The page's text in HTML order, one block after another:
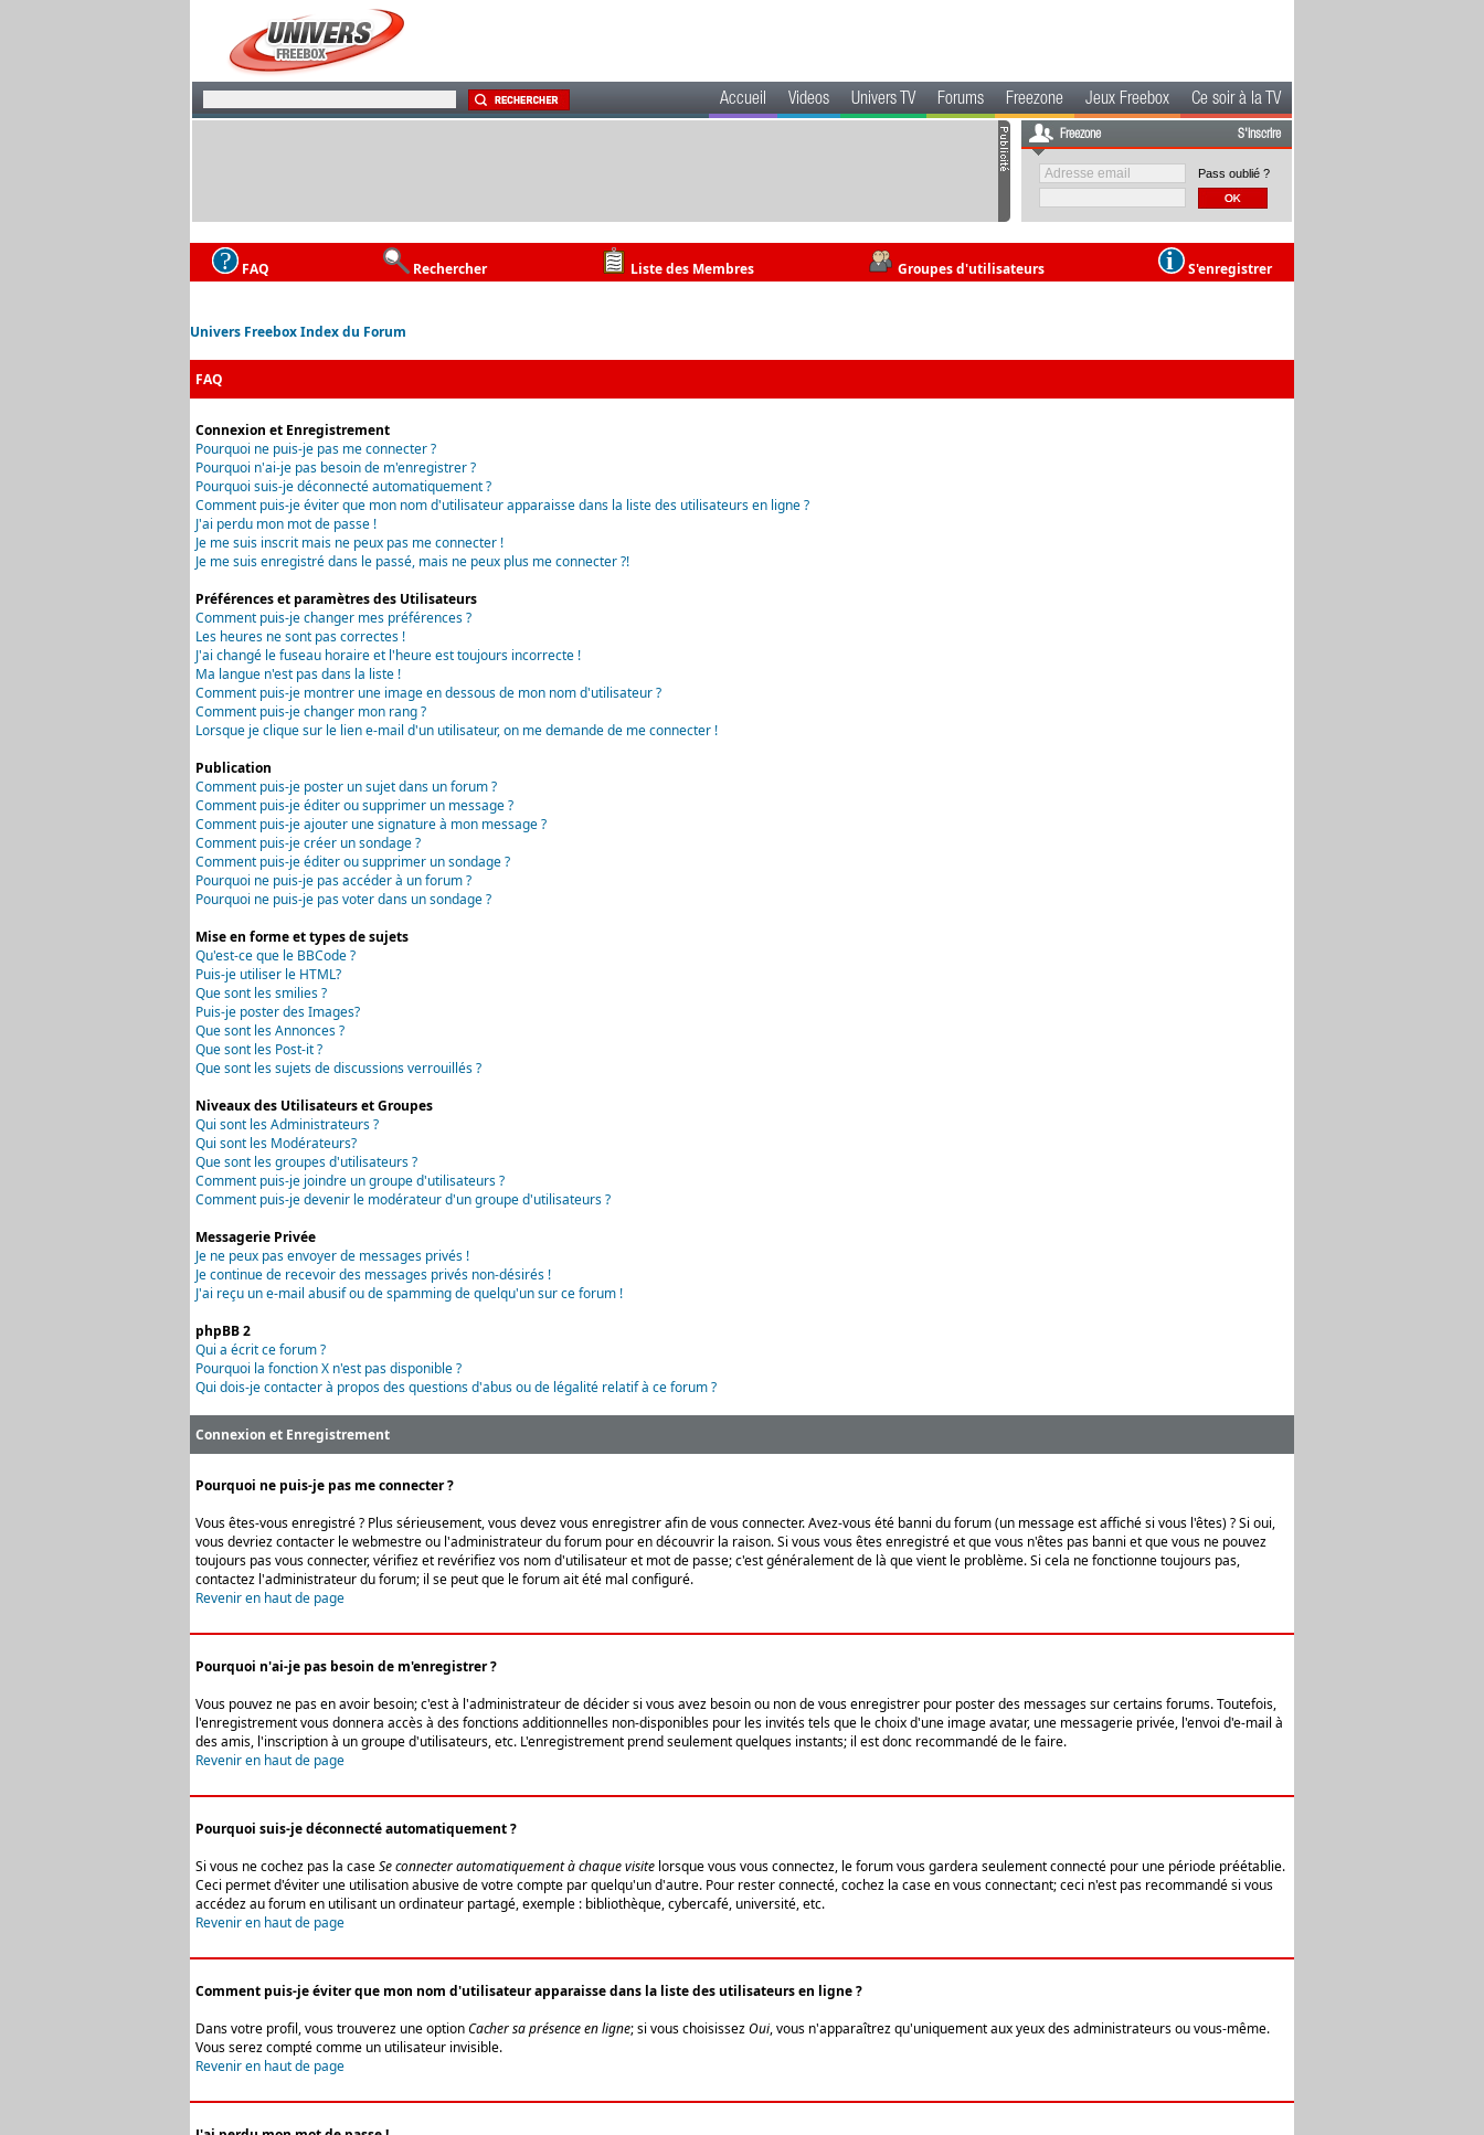
Accueil Videos Univers TV Forums Freezone Jeux Freebox Ce soir à la TV
Freezone S'inscrire
Pass oublié ?
FAQ Rechercher Liste des Membres Groupes d'utilisateurs S'enregistrer
Univers Freebox Index du Forum
FAQ
Connexion et Enregistrement
Pourquoi ne puis-je pas me connecter ?
Pourquoi n'ai-je pas besoin de m'enregistrer ?
Pourquoi suis-je déconnecté automatiquement ?
Comment puis-je éviter que mon nom d'utilisateur apparaisse dans la liste des utilisateurs en ligne ?
J'ai perdu mon mot de passe !
Je me suis inscrit mais ne peux pas me connecter !
Je me suis enregistré dans le passé, mais ne peux plus me connecter ?!
Préférences et paramètres des Utilisateurs
Comment puis-je changer mes préférences ?
Les heures ne sont pas correctes !
J'ai changé le fuseau horaire et l'heure est toujours incorrecte !
Ma langue n'est pas dans la liste !
Comment puis-je montrer une image en dessous de mon nom d'utilisateur ?
Comment puis-je changer mon rang ?
Lorsque je clique sur le lien e-mail d'un utilisateur, on me demande de me connecter !
Publication
Comment puis-je poster un sujet dans un forum ?
Comment puis-je éditer ou supprimer un message ?
Comment puis-je ajouter une signature à mon message ?
Comment puis-je créer un sondage ?
Comment puis-je éditer ou supprimer un sondage ?
Pourquoi ne puis-je pas accéder à un forum ?
Pourquoi ne puis-je pas voter dans un sondage ?
Mise en forme et types de sujets
Qu'est-ce que le BBCode ?
Puis-je utiliser le HTML?
Que sont les smilies ?
Puis-je poster des Images?
Que sont les Annonces ?
Que sont les Post-it ?
Que sont les sujets de discussions verrouillés ?
Niveaux des Utilisateurs et Groupes
Qui sont les Administrateurs ?
Qui sont les Modérateurs?
Que sont les groupes d'utilisateurs ?
Comment puis-je joindre un groupe d'utilisateurs ?
Comment puis-je devenir le modérateur d'un groupe d'utilisateurs ?
Messagerie Privée
Je ne peux pas envoyer de messages privés !
Je continue de recevoir des messages privés non-désirés !
J'ai reçu un e-mail abusif ou de spamming de quelqu'un sur ce forum !
phpBB 2
Qui a écrit ce forum ?
Pourquoi la fonction X n'est pas disponible ?
Qui dois-je contacter à propos des questions d'abus ou de légalité relatif à ce forum ?
Connexion et Enregistrement
Pourquoi ne puis-je pas me connecter ?
Vous êtes-vous enregistré ? Plus sérieusement, vous devez vous enregistrer afin de vous connecter. Avez-vous été banni du forum (un message est affiché si vous l'êtes) ? Si oui,
vous devriez contacter le webmestre ou l'administrateur du forum pour en découvrir la raison. Si vous vous êtes enregistré et que vous n'êtes pas banni et que vous ne pouvez
toujours pas vous connecter, vérifiez et revérifiez vos nom d'utilisateur et mot de passe; c'est généralement de là que vient le problème. Si cela ne fonctionne toujours pas,
contactez l'administrateur du forum; il se peut que le forum ait été mal configuré.
Revenir en haut de page
Pourquoi n'ai-je pas besoin de m'enregistrer ?
Vous pouvez ne pas en avoir besoin; c'est à l'administrateur de décider si vous avez besoin ou non de vous enregistrer pour poster des messages sur certains forums. Toutefois,
l'enregistrement vous donnera accès à des fonctions additionnelles non-disponibles pour les invités tels que le choix d'une image avatar, une messagerie privée, l'envoi d'e-mail à
des amis, l'inscription à un groupe d'utilisateurs, etc. L'enregistrement prend seulement quelques instants; il est donc recommandé de le faire.
Revenir en haut de page
Pourquoi suis-je déconnecté automatiquement ?
Si vous ne cochez pas la caseSe connecter automatiquement à chaque visite lorsque vous vous connectez, le forum vous gardera seulement connecté pour une période préétablie.
Ceci permet d'éviter une utilisation abusive de votre compte par quelqu'un d'autre. Pour rester connecté, cochez la case en vous connectant; ceci n'est pas recommandé si vous
accédez au forum en utilisant un ordinateur partagé, exemple : bibliothèque, cybercafé, université, etc.
Revenir en haut de page
Comment puis-je éviter que mon nom d'utilisateur apparaisse dans la liste des utilisateurs en ligne ?
Dans votre profil, vous trouverez une optionCacher sa présence en ligne; si vous choisissezOui, vous n'apparaîtrez qu'uniquement aux yeux des administrateurs ou vous-même.
Vous serez compté comme un utilisateur invisible.
Revenir en haut de page